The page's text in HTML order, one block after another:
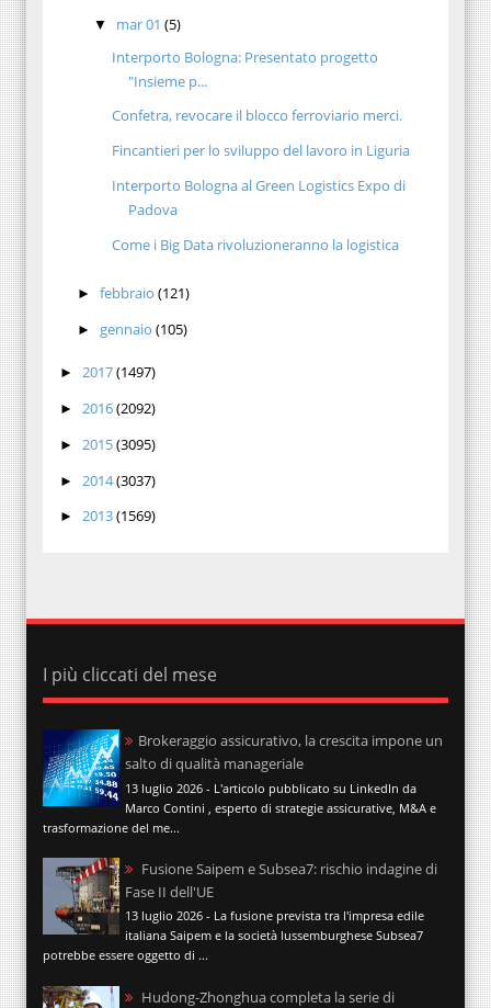
▼ mar 01(5)
Interporto Bologna: Presentato progetto
"Insieme p...
Confetra, revocare il blocco ferroviario merci.
Fincantieri per lo sviluppo del lavoro in Liguria
Interporto Bologna al Green Logistics Expo di
Padova
Come i Big Data rivoluzioneranno la logistica
► febbraio (121)
► gennaio (105)
► 2017(1497)
► 2016(2092)
► 2015(3095)
► 2014(3037)
► 2013(1569)
I più cliccati del mese
Brokeraggio assicurativo, la crescita impone un
salto di qualità manageriale
13 luglio 2026 - L'articolo pubblicato su LinkedIn da
Marco Contini , esperto di strategie assicurative, M&A e
trasformazione del me...
Fusione Saipem e Subsea7: rischio indagine di
Fase II dell'UE
13 luglio 2026 - La fusione prevista tra l'impresa edile
italiana Saipem e la società lussemburghese Subsea7
potrebbe essere oggetto di ...
Hudong-Zhonghua completa la serie di